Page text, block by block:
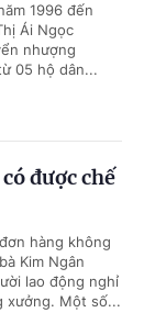
1996 đến
Ái Ngọc
nhượng
05 hộ dân...
được chế
hàng không
Kim Ngân
lao động nghỉ
xưởng. Một số...